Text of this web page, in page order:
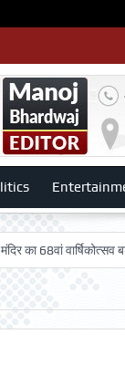
वार्षिकोत्सव बड़ी धूमधाम